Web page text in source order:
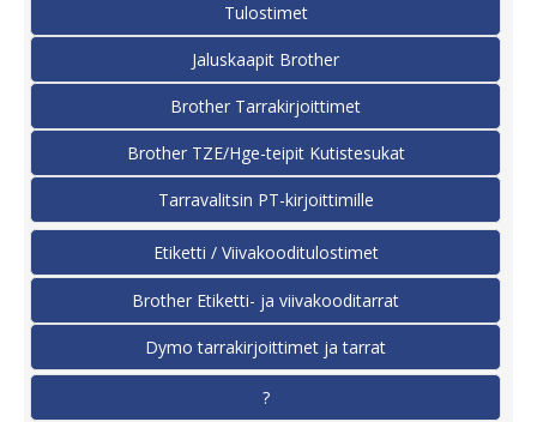
Tulostimet
Jaluskaapit Brother
Brother Tarrakirjoittimet
Brother TZE/Hge-teipit Kutistesukat
Tarravalitsin PT-kirjoittimille
Etiketti / Viivakooditulostimet
Brother Etiketti- ja viivakooditarrat
Dymo tarrakirjoittimet ja tarrat
?